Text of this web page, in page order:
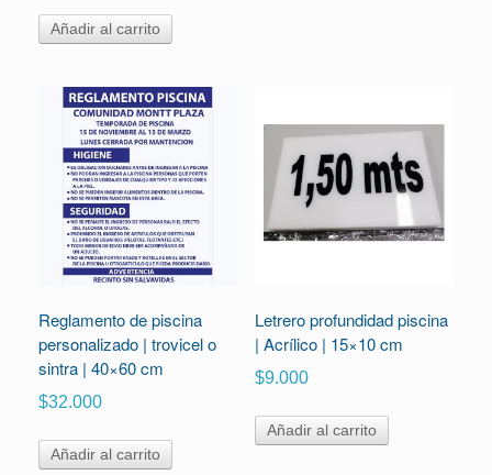
Añadir al carrito
Reglamento de piscina
personalizado | trovicel o
sintra | 40×60 cm
$32.000
Añadir al carrito
Letrero profundidad piscina
| Acrílico | 15×10 cm
$9.000
Añadir al carrito